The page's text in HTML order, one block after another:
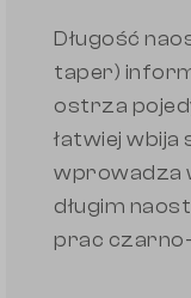
Długość
taper)
ostrza
łatwiej wbija
wprowadza
długim
prac